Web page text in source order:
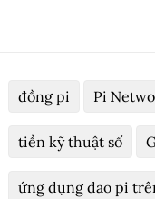
đồng pi Pi
tiền kỹ thuật số
ứng dụng đao pi